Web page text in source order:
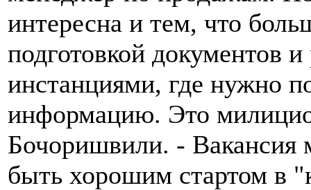
интересна и тем, что
подготовкой документов
инстанциями, где нужно
информацию. Это
Бочоришвили. - Вакансия
быть хорошим стартом в